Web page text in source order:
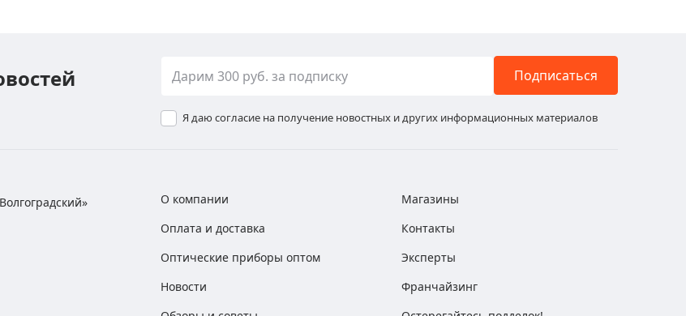
Подписаться
Я даю согласие на получение новостных и других информационных материалов
О компании
Оплата и доставка
Оптические приборы оптом
Новости
Магазины
Контакты
Эксперты
Франчайзинг